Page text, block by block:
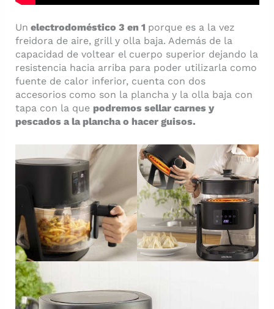
Un electrodoméstico 3 en 1 porque es a la vez
freidora de aire, grill y olla baja. Además de la
capacidad de voltear el cuerpo superior dejando la
resistencia hacia arriba para poder utilizarla como
fuente de calor inferior, cuenta con dos
accesorios como son la plancha y la olla baja con
tapa con la que podremos sellar carnes y
pescados a la plancha o hacer guisos.